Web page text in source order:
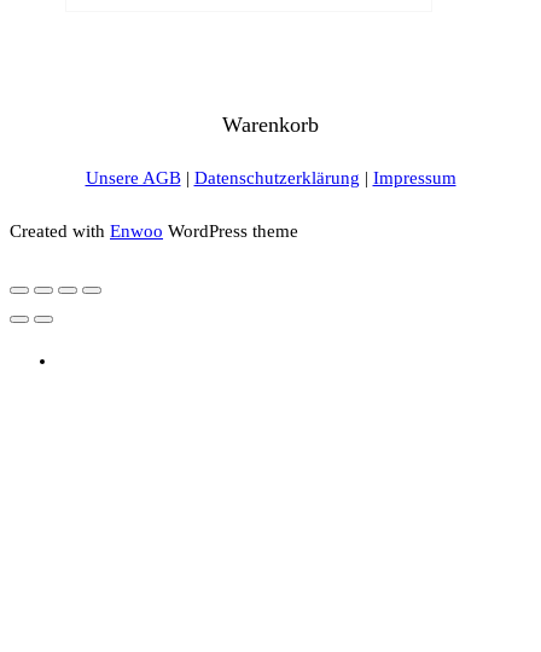
Warenkorb
Unsere AGB| Datenschutzerklärung | Impressum
Created with Enwoo WordPress theme